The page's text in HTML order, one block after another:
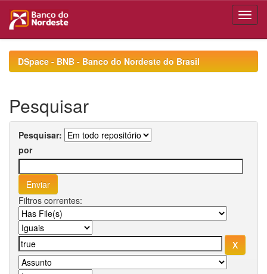
navigationDSpace - BNB - Banco do Nordeste do Brasil
Pesquisar
Pesquisar:
por
Filtros correntes: